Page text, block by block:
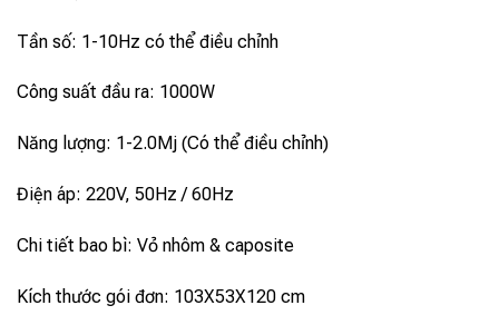
Tần số: 1-10Hz có thể điều chỉnh
Công suất đầu ra: 1000W
Năng lượng: 1-2.0Mj (Có thể điều chỉnh)
Điện áp: 220V, 50Hz / 60Hz
Chi tiết bao bì: Vỏ nhôm & caposite
Kích thước gói đơn: 103X53X120 cm